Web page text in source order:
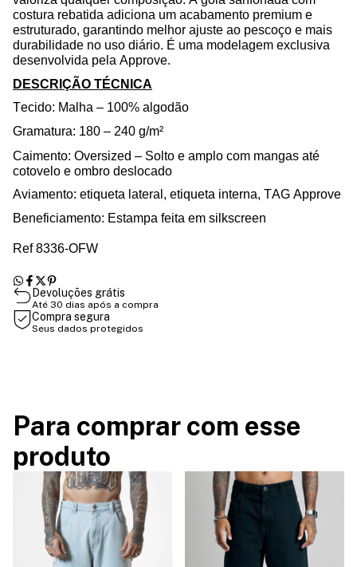
costura rebatida adiciona um acabamento premium e
estruturado, garantindo melhor ajuste ao pescoço e mais
durabilidade no uso diário. É uma modelagem exclusiva
desenvolvida pela Approve.
DESCRIÇÃO TÉCNICA
Tecido: Malha – 100% algodão
Gramatura: 180 – 240 g/m²
Caimento: Oversized – Solto e amplo com mangas até
cotovelo e ombro deslocado
Aviamento: etiqueta lateral, etiqueta interna, TAG Approve
Beneficiamento: Estampa feita em silkscreen
Ref 8336-OFW
Devoluções grátis
Até 30 dias após a compra
Compra segura
Seus dados protegidos
Para comprar com esse
produto